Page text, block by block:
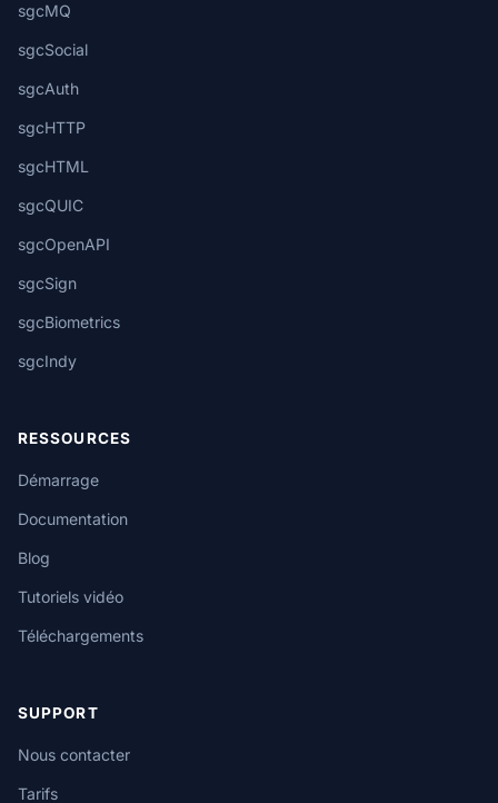
sgcMQ
sgcSocial
sgcAuth
sgcHTTP
sgcHTML
sgcQUIC
sgcOpenAPI
sgcSign
sgcBiometrics
sgcIndy
RESSOURCES
Démarrage
Documentation
Blog
Tutoriels vidéo
Téléchargements
SUPPORT
Nous contacter
Tarifs